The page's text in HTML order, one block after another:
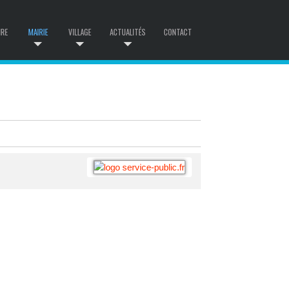
CONTACT
ACTUALITÉS
VILLAGE
MAIRIE